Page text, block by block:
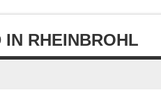
RHEINBROHL